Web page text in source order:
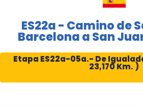
ES22a - Camino de
Barcelona a San
Etapa ES22a-05a.- De
23,170 Km. )